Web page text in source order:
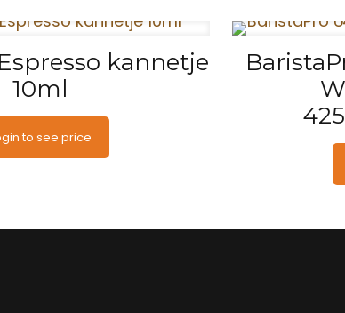
kannetje
10ml
to see price